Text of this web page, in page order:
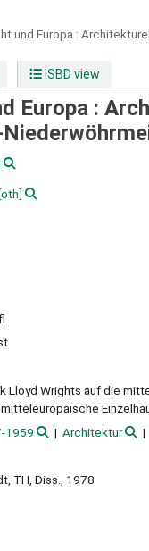
und Europa :
ISBD view
Europa :
Lloyd Wrights auf die
1959 Architektur
TH, Diss., 1978